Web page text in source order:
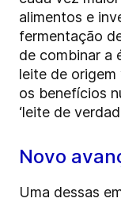
alimentos e
fermentação
de combinar a
leite de
os benefícios
‘leite de
Novo
Uma dessas